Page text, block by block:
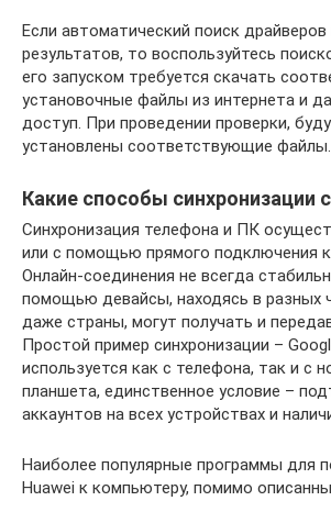
Если автоматический поиск
результатов, то воспользуйтесь
его запуском требуется скачать
установочные файлы из интернета и
доступ. При проведении проверки,
установлены соответствующие файлы.
Какие способы синхронизации
Синхронизация телефона и ПК
или с помощью прямого подключения
Онлайн-соединения не всегда
помощью девайсы, находясь в разных
даже страны, могут получать и
Простой пример синхронизации –
используется как с телефона, так и с
планшета, единственное условие –
аккаунтов на всех устройствах и
Наиболее популярные программы для
Huawei к компьютеру, помимо